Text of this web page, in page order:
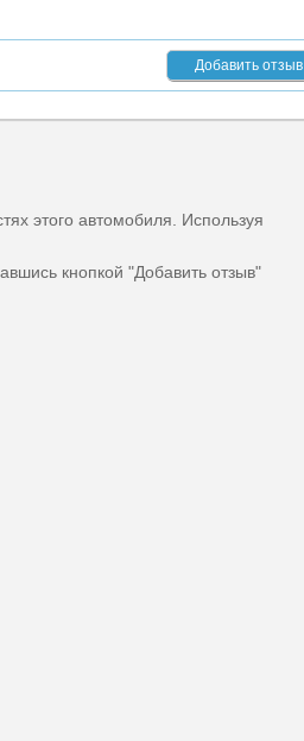
Добавить отзыв
этого автомобиля. Используя
кнопкой "Добавить отзыв"